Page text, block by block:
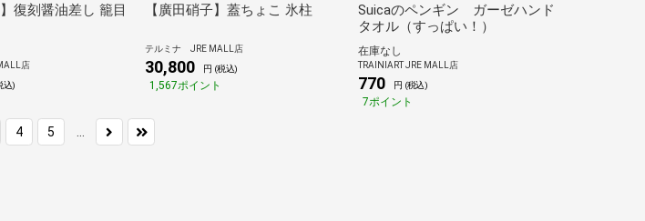
】復刻醤油差し 籠目
店
込)
【廣田硝子】蓋ちょこ 氷柱
テルミナ JRE MALL店
30,800 円 (税込)
1,567ポイント
Suicaのペンギン ガーゼハンド
タオル（すっぱい！）
在庫なし
TRAINIART JRE MALL店
770 円 (税込)
7ポイント
4 5 ...